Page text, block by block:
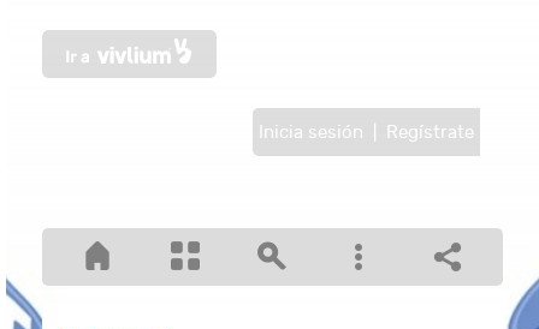
Inicia sesión Regístrate